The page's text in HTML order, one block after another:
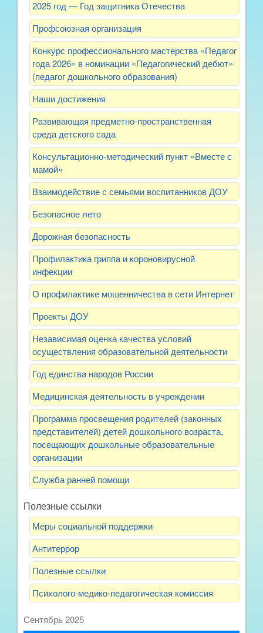
2025 год — Год защитника Отечества
Профсоюзная организация
Конкурс профессионального мастерства «Педагог
года 2026» в номинации «Педагогический дебют»
(педагог дошкольного образования)
Наши достижения
Развивающая предметно-пространственная
среда детского сада
Консультационно-методический пункт «Вместе с
мамой»
Взаимодействие с семьями воспитанников ДОУ
Безопасное лето
Дорожная безопасность
Профилактика гриппа и короновирусной
инфекции
О профилактике мошенничества в сети Интернет
Проекты ДОУ
Независимая оценка качества условий
осуществления образовательной деятельности
Год единства народов России
Медицинская деятельность в учреждении
Программа просвещения родителей (законных
представителей) детей дошкольного возраста,
посещающих дошкольные образовательные
организации
Служба ранней помощи
Полезные ссылки
Меры социальной поддержки
Антитеррор
Полезные ссылки
Психолого-медико-педагогическая комиссия
Сентябрь 2025